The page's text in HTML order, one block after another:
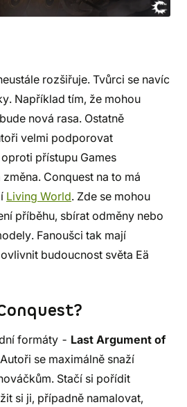
rozšiřuje. Tvůrci se navíc
Například tím, že mohou
nová rasa. Ostatně
velmi podporovat
přístupu Games
Conquest na to má
Living World. Zde se mohou
příběhu, sbírat odměny nebo
Fanoušci tak mají
budoucnost světa Eä
formáty - Last Argument of
se maximálně snaží
Stačí si pořídit
si ji, případně namalovat,